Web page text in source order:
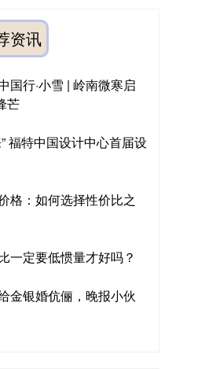
资讯
国行·小雪 | 岭南微寒启
芒
福特中国设计中心首届设
格：如何选择性价比之
一定要低惯量才好吗？
金银婚伉俪，晚报小伙